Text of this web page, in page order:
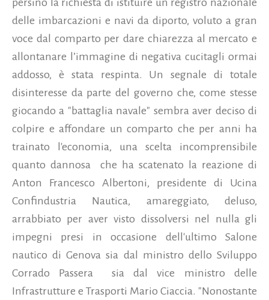
delle imbarcazioni e navi da diporto, voluto a gran
voce dal comparto per dare chiarezza al mercato e
allontanare l’immagine di negativa cucitagli ormai
addosso, è stata respinta. Un segnale di totale
disinteresse da parte del governo che, come stesse
giocando a "battaglia navale" sembra aver deciso di
colpire e affondare un comparto che per anni ha
trainato l'economia, una scelta incomprensibile
quanto dannosa che ha scatenato la reazione di
Anton Francesco Albertoni, presidente di Ucina
Confindustria Nautica, amareggiato, deluso,
arrabbiato per aver visto dissolversi nel nulla gli
impegni presi in occasione dell'ultimo Salone
nautico di Genova sia dal ministro dello Sviluppo
Corrado Passera sia dal vice ministro delle
Infrastrutture e Trasporti Mario Ciaccia. "Nonostante